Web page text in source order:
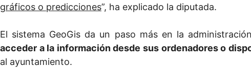
gráficos o predicciones”, ha explicado la diputada.
El sistema GeoGis da un paso más en la
acceder a la información desde sus ordenadores o
al ayuntamiento.